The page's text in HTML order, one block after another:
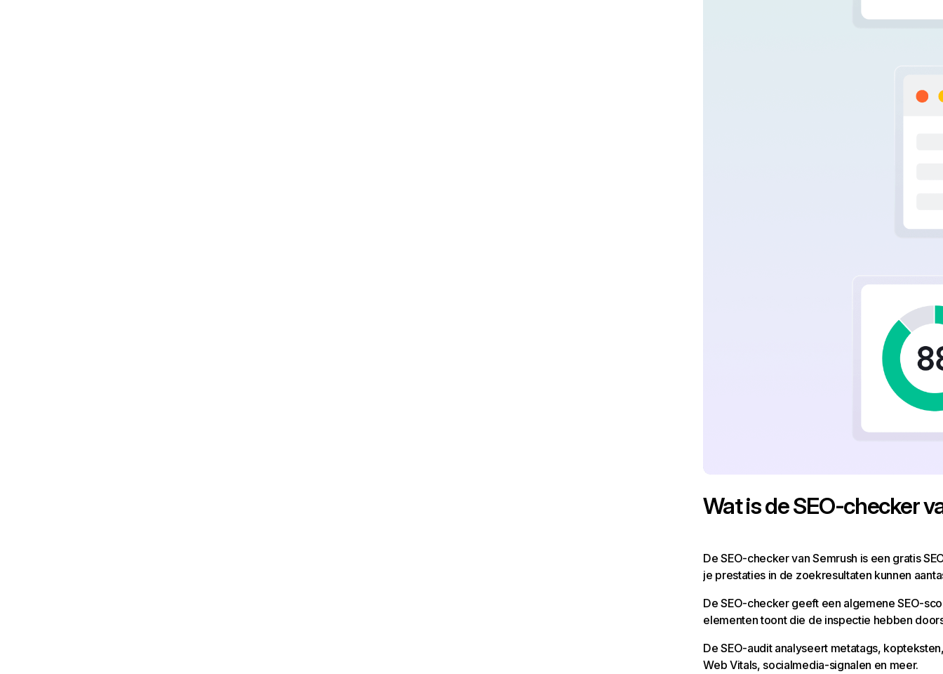
Wat is de SEO-checker
De SEO-checker van Semrush is een gratis
je prestaties in de zoekresultaten kunnen
De SEO-checker geeft een algemene SEO-
elementen toont die de inspectie hebben
De SEO-audit analyseert metatags,
Web Vitals, socialmedia-signalen en meer.